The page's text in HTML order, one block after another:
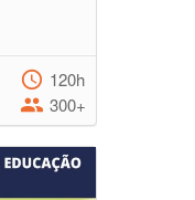
120h
300+